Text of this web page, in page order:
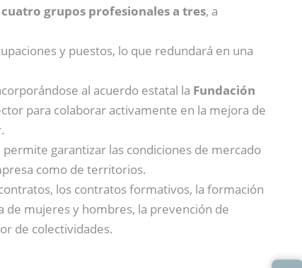
cuatro grupos profesionales a tres, a
y puestos, lo que redundará en una
al acuerdo estatal la Fundación
para colaborar activamente en la mejora de
permite garantizar las condiciones de mercado
como de territorios.
los contratos formativos, la formación
de mujeres y hombres, la prevención de
de colectividades.